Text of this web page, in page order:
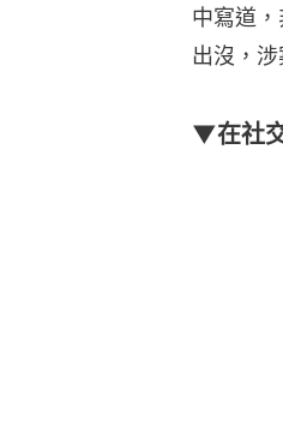
中寫道
出沒，
▼在社